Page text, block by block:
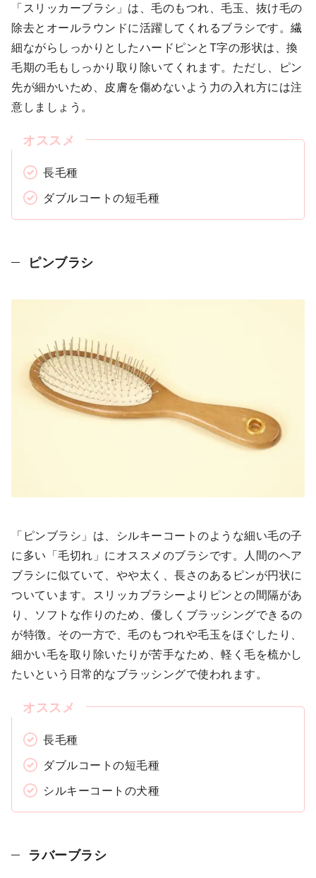
「スリッカーブラシ」は、毛のもつれ、毛玉、抜け毛の
除去とオールラウンドに活躍してくれるブラシです。繊
細ながらしっかりとしたハードピンとT字の形状は、換
毛期の毛もしっかり取り除いてくれます。ただし、ピン
先が細かいため、皮膚を傷めないよう力の入れ方には注
意しましょう。
長毛種
ダブルコートの短毛種
ピンブラシ
「ピンブラシ」は、シルキーコートのような細い毛の子
に多い「毛切れ」にオススメのブラシです。人間のヘア
ブラシに似ていて、やや太く、長さのあるピンが円状に
ついています。スリッカブラシーよりピンとの間隔があ
り、ソフトな作りのため、優しくブラッシングできるの
が特徴。その一方で、毛のもつれや毛玉をほぐしたり、
細かい毛を取り除いたりが苦手なため、軽く毛を梳かし
たいという日常的なブラッシングで使われます。
長毛種
ダブルコートの短毛種
シルキーコートの犬種
ラバーブラシ